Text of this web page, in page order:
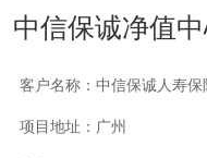
中信保诚净值
客户名称： 中信保诚人寿保
项目地址： 广州